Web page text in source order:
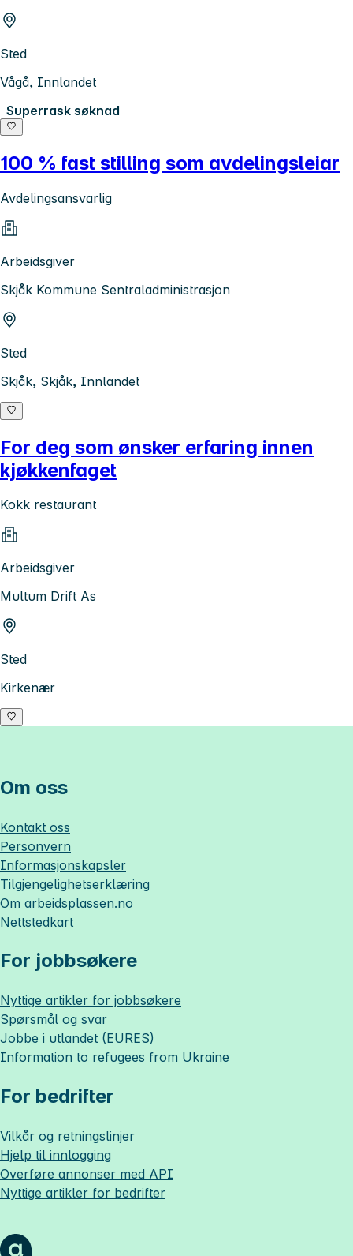
Sted
Vågå, Innlandet
Superrask søknad
100 % fast stilling som avdelingsleiar
Avdelingsansvarlig
Arbeidsgiver
Skjåk Kommune Sentraladministrasjon
Sted
Skjåk, Skjåk, Innlandet
For deg som ønsker erfaring innen
kjøkkenfaget
Kokk restaurant
Arbeidsgiver
Multum Drift As
Sted
Kirkenær
Om oss
Kontakt oss
Personvern
Informasjonskapsler
Tilgjengelighetserklæring
Om arbeidsplassen.no
Nettstedkart
For jobbsøkere
Nyttige artikler for jobbsøkere
Spørsmål og svar
Jobbe i utlandet (EURES)
Information to refugees from Ukraine
For bedrifter
Vilkår og retningslinjer
Hjelp til innlogging
Overføre annonser med API
Nyttige artikler for bedrifter